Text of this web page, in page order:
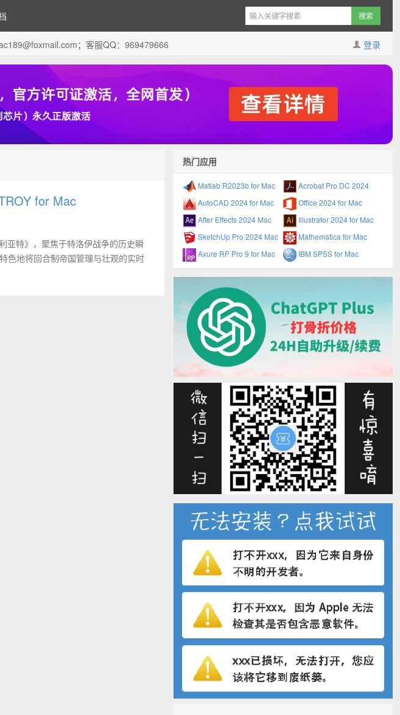
登录
；客服QQ：969479666
for Mac
亚特》，聚焦于特洛伊战争的历史瞬
色地将回合制帝国管理与壮观的实时
热门应用
Matlab R2023b for Mac
Acrobat Pro DC 2024
AutoCAD 2024 for Mac
Office 2024 for Mac
After Effects 2024 Mac
Illustrator 2024 for Mac
SketchUp Pro 2024 Mac
Mathematica for Mac
Axure RP Pro 9 for Mac
IBM SPSS for Mac